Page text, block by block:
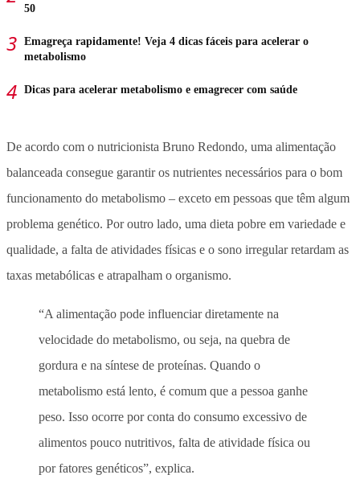
50
Emagreça rapidamente! Veja 4 dicas fáceis para acelerar o
metabolismo
Dicas para acelerar metabolismo e emagrecer com saúde
De acordo com o nutricionista Bruno Redondo, uma alimentação
balanceada consegue garantir os nutrientes necessários para o bom
funcionamento do metabolismo – exceto em pessoas que têm algum
problema genético. Por outro lado, uma dieta pobre em variedade e
qualidade, a falta de atividades físicas e o sono irregular retardam as
taxas metabólicas e atrapalham o organismo.
“A alimentação pode influenciar diretamente na
velocidade do metabolismo, ou seja, na quebra de
gordura e na síntese de proteínas. Quando o
metabolismo está lento, é comum que a pessoa ganhe
peso. Isso ocorre por conta do consumo excessivo de
alimentos pouco nutritivos, falta de atividade física ou
por fatores genéticos”, explica.